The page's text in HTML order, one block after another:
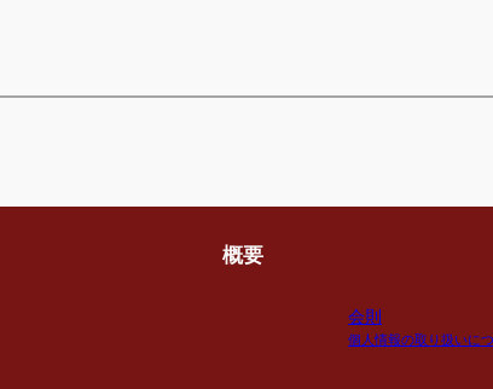
概要
会則
個人情報の取り扱いに